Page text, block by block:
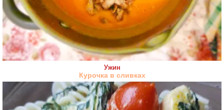
Ужин
Курочка в сливках